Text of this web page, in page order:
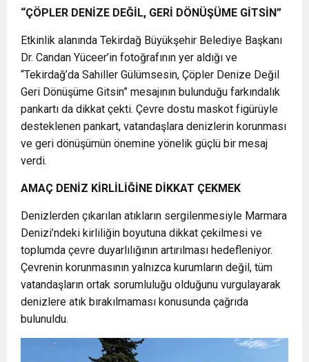
“ÇÖPLER DENİZE DEĞİL, GERİ DÖNÜŞÜME GİTSİN”
Etkinlik alanında Tekirdağ Büyükşehir Belediye Başkanı
Dr. Candan Yüceer’in fotoğrafının yer aldığı ve
“Tekirdağ’da Sahiller Gülümsesin, Çöpler Denize Değil
Geri Dönüşüme Gitsin” mesajının bulunduğu farkındalık
pankartı da dikkat çekti. Çevre dostu maskot figürüyle
desteklenen pankart, vatandaşlara denizlerin korunması
ve geri dönüşümün önemine yönelik güçlü bir mesaj
verdi.
AMAÇ DENİZ KİRLİLİĞİNE DİKKAT ÇEKMEK
Denizlerden çıkarılan atıkların sergilenmesiyle Marmara
Denizi’ndeki kirliliğin boyutuna dikkat çekilmesi ve
toplumda çevre duyarlılığının artırılması hedefleniyor.
Çevrenin korunmasının yalnızca kurumların değil, tüm
vatandaşların ortak sorumluluğu olduğunu vurgulayarak
denizlere atık bırakılmaması konusunda çağrıda
bulunuldu.